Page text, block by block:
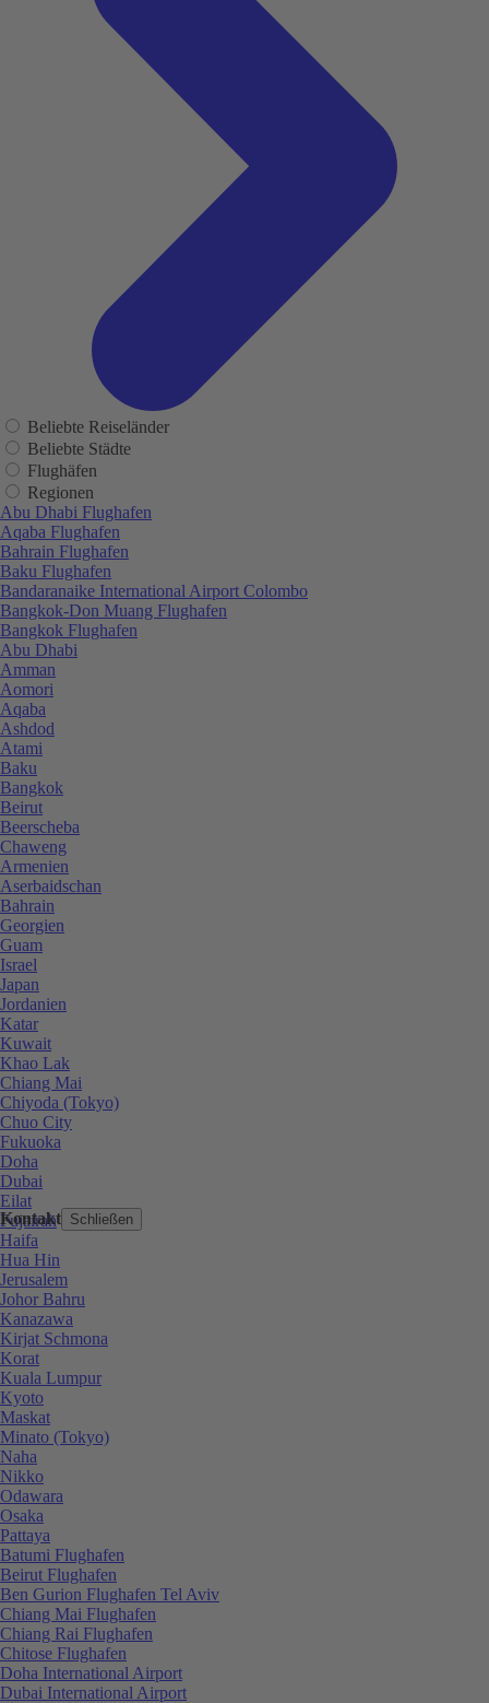
Kontakt Schließen
Beliebte Reiseländer
Beliebte Städte
Flughäfen
Regionen
Abu Dhabi Flughafen
Aqaba Flughafen
Bahrain Flughafen
Baku Flughafen
Bandaranaike International Airport Colombo
Bangkok-Don Muang Flughafen
Bangkok Flughafen
Abu Dhabi
Amman
Aomori
Aqaba
Ashdod
Atami
Baku
Bangkok
Beirut
Beerscheba
Chaweng
Armenien
Aserbaidschan
Bahrain
Georgien
Guam
Israel
Japan
Jordanien
Katar
Kuwait
Khao Lak
Chiang Mai
Chiyoda (Tokyo)
Chuo City
Fukuoka
Doha
Dubai
Eilat
Fujairah
Haifa
Hua Hin
Jerusalem
Johor Bahru
Kanazawa
Kirjat Schmona
Korat
Kuala Lumpur
Kyoto
Maskat
Minato (Tokyo)
Naha
Nikko
Odawara
Osaka
Pattaya
Batumi Flughafen
Beirut Flughafen
Ben Gurion Flughafen Tel Aviv
Chiang Mai Flughafen
Chiang Rai Flughafen
Chitose Flughafen
Doha International Airport
Dubai International Airport